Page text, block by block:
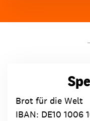
Brot für die Welt
IBAN: DE10 1006